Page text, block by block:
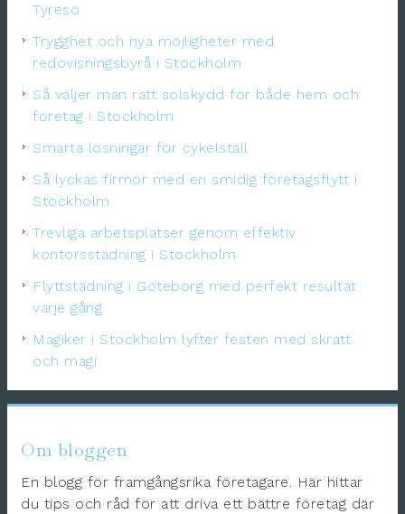
Tyresö
Trygghet och nya möjligheter med
redovisningsbyrå i Stockholm
Så väljer man rätt solskydd för både hem och
företag i Stockholm
Smarta lösningar för cykelställ
Så lyckas firmor med en smidig företagsflytt i
Stockholm
Trevliga arbetsplatser genom effektiv
kontorsstädning i Stockholm
Flyttstädning i Göteborg med perfekt resultat
varje gång
Magiker i Stockholm lyfter festen med skratt
och magi
Om bloggen
En blogg för framgångsrika företagare. Här hittar
du tips och råd för att driva ett bättre företag där